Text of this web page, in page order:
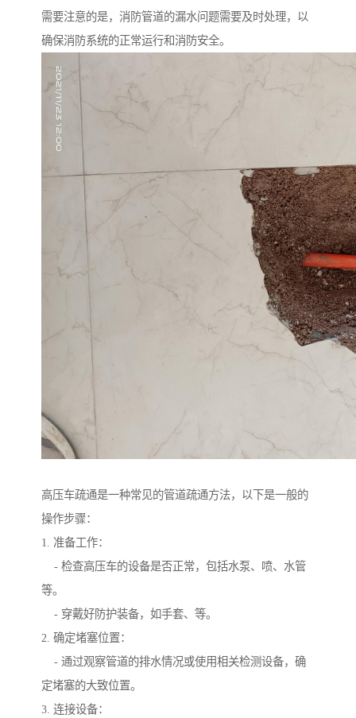
需要注意的是，消防管道的漏水问题需要及时处理，以
确保消防系统的正常运行和消防安全。
高压车疏通是一种常见的管道疏通方法，以下是一般的
操作步骤：
1. 准备工作：
- 检查高压车的设备是否正常，包括水泵、喷、水管
等。
- 穿戴好防护装备，如手套、等。
2. 确定堵塞位置：
- 通过观察管道的排水情况或使用相关检测设备，确
定堵塞的大致位置。
3. 连接设备：